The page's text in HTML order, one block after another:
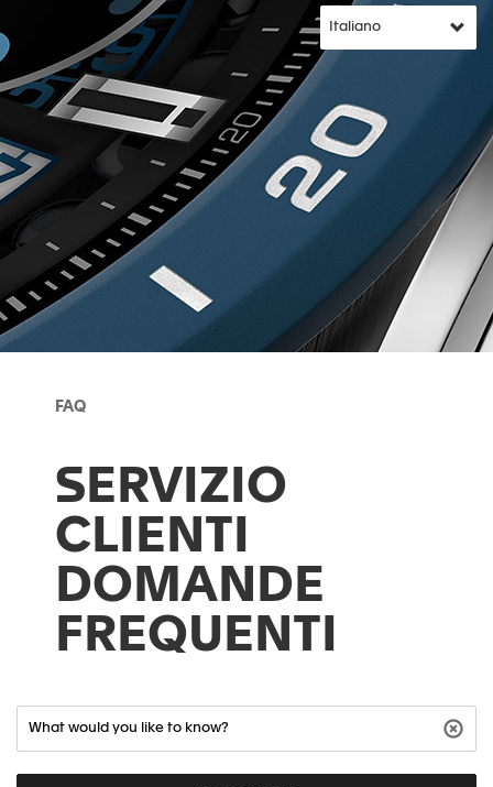
FAQ
SERVIZIO
CLIENTI
DOMANDE
FREQUENTI